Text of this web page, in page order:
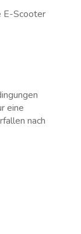
E-Scooter
eine
nach